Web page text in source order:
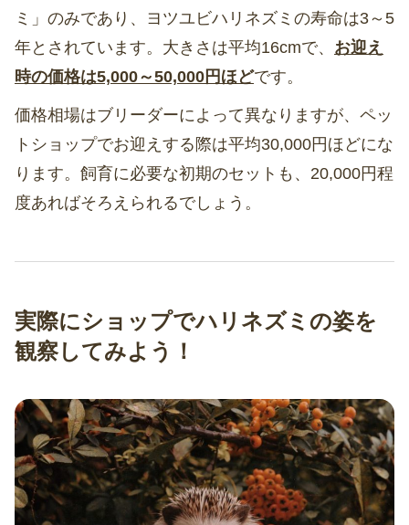
ミ」のみであり、ヨツユビハリネズミの寿命は3～5
年とされています。大きさは平均16cmで、 お迎え
時の価格は5,000～50,000円ほどです。
価格相場はブリーダーによって異なりますが、ペッ
トショップでお迎えする際は平均30,000円ほどにな
ります。飼育に必要な初期のセットも、20,000円程
度あればそろえられるでしょう。
実際にショップでハリネズミの姿を
観察してみよう！